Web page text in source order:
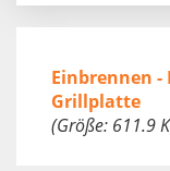
Einbrennen
Grillplatte
(Größe: 611.9